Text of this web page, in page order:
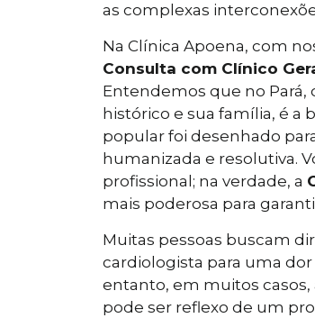
as complexas
Na Clínica Apoena, com
Consulta com Clínico
Entendemos que no Pará,
histórico e sua família, é a
popular foi desenhado
humanizada e resolutiva.
profissional; na verdade, a
mais poderosa para
Muitas pessoas buscam
cardiologista para uma
entanto, em muitos casos,
pode ser reflexo de um